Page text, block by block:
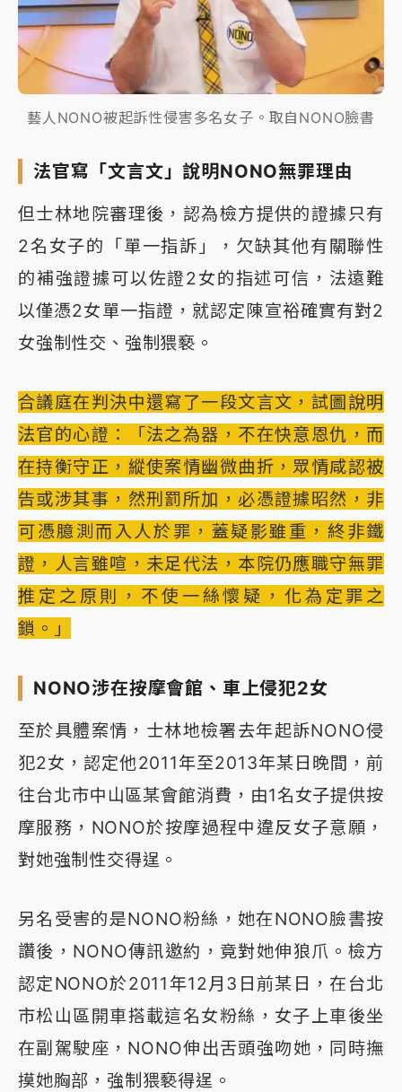
藝人NONO被起訴性侵害多名女子。取自NONO臉書
法官寫「文言文」說明NONO無罪理由
但士林地院審理後，認為檢方提供的證據只有
2名女子的「單一指訴」，欠缺其他有關聯性
的補強證據可以佐證2女的指述可信，法遠難
以僅憑2女單一指證，就認定陳宣裕確實有對2
女強制性交、強制猥褻。
合議庭在判決中還寫了一段文言文，試圖說明
法官的心證：「法之為器，不在快意恩仇，而
在持衡守正，縱使案情幽微曲折，眾情咸認被
告或涉其事，然刑罰所加，必憑證據昭然，非
可憑臆測而入人於罪，蓋疑影雖重，終非鐵
證，人言雖喧，未足代法，本院仍應職守無罪
推定之原則，不使一絲懷疑，化為定罪之
鎖。」
NONO涉在按摩會館、車上侵犯2女
至於具體案情，士林地檢署去年起訴NONO侵
犯2女，認定他2011年至2013年某日晚間，前
往台北市中山區某會館消費，由1名女子提供按
摩服務，NONO於按摩過程中違反女子意願，
對她強制性交得逞。
另名受害的是NONO粉絲，她在NONO臉書按
讚後，NONO傳訊邀約，竟對她伸狼爪。檢方
認定NONO於2011年12月3日前某日，在台北
市松山區開車搭載這名女粉絲，女子上車後坐
在副駕駛座，NONO伸出舌頭強吻她，同時撫
摸她胸部，強制猥褻得逞。